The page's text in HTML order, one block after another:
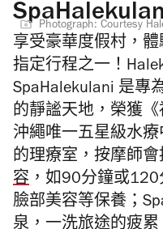
Photograph: Courtesy
享受豪華度假村，
指定行程之一！
SpaHalekulani 是專
的靜謐天地，榮獲
沖繩唯一五星級水
的理療室，按摩師
容 ，如90分鐘或
臉部美容等保養；
泉，一洗旅途的疲累